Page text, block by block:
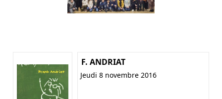
F. ANDRIAT
Jeudi 8 novembre 2016